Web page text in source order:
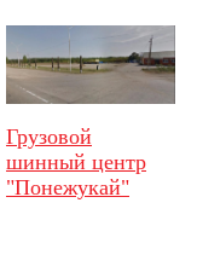
Грузовой
шинный центр
"Понежукай"